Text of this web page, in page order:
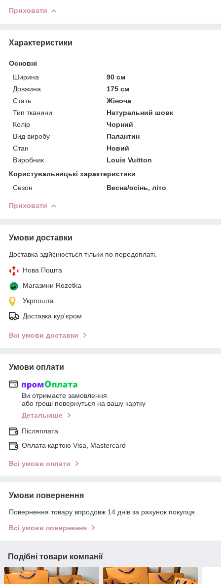
Приховати
Характеристики
Основні
Ширина
90 см
Довжина
175 см
Стать
Жіноча
Тип тканини
Натуральний шовк
Колір
Чорний
Вид виробу
Палантин
Стан
Новий
Виробник
Louis Vuitton
Користувальницькі характеристики
Сезон
Весна/осінь, літо
Приховати
Умови доставки
Доставка здійснюється тільки по передоплаті.
Нова Пошта
Магазини Rozetka
Укрпошта
Доставка кур'єром
Всі умови доставки
Умови оплати
Ви отримаєте замовлення
або гроші повернуться на вашу картку
Детальніше
Післяплата
Оплата картою Visa, Mastercard
Всі умови оплати
Умови повернення
Повернення товару впродовж 14 днів за рахунок покупця
Всі умови повернення
Подібні товари компанії